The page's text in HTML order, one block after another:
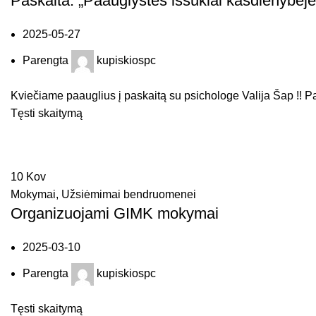
2025-05-27
Parengta kupiskiospc
Kviečiame paauglius į paskaitą su psichologe Valija Šap !!
Tęsti skaitymą
10 Kov
Mokymai, Užsiėmimai bendruomenei
Organizuojami GIMK mokymai
2025-03-10
Parengta kupiskiospc
Tęsti skaitymą